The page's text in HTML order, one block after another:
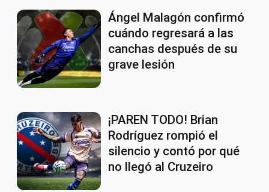
Ángel Malagón confirmó
cuándo regresará a las
canchas después de su
grave lesión
¡PAREN TODO! Brian
Rodríguez rompió el
silencio y contó por qué
no llegó al Cruzeiro